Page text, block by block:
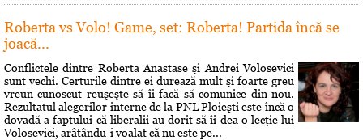
Roberta vs Volo! Game, set: Roberta! Partida încă se
joacă...
Conflictele dintre Roberta Anastase şi Andrei Volosevici
sunt vechi. Certurile dintre ei durează mult şi foarte greu
vreun cunoscut reuşeşte să îi facă să comunice din nou.
Rezultatul alegerilor interne de la PNL Ploieşti este încă o
dovadă a faptului că liberalii au dorit să îi dea o lecţie lui
Volosevici, arâtându-i voalat că nu este pe...